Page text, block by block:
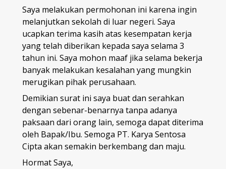
Saya melakukan permohonan ini karena ingin
melanjutkan sekolah di luar negeri. Saya
ucapkan terima kasih atas kesempatan kerja
yang telah diberikan kepada saya selama 3
tahun ini. Saya mohon maaf jika selama bekerja
banyak melakukan kesalahan yang mungkin
merugikan pihak perusahaan.
Demikian surat ini saya buat dan serahkan
dengan sebenar-benarnya tanpa adanya
paksaan dari orang lain, semoga dapat diterima
oleh Bapak/Ibu. Semoga PT. Karya Sentosa
Cipta akan semakin berkembang dan maju.
Hormat Saya,